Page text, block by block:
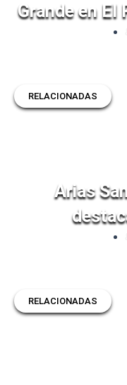
Grande en El
RELACIONADAS
Arias
RELACIONADAS